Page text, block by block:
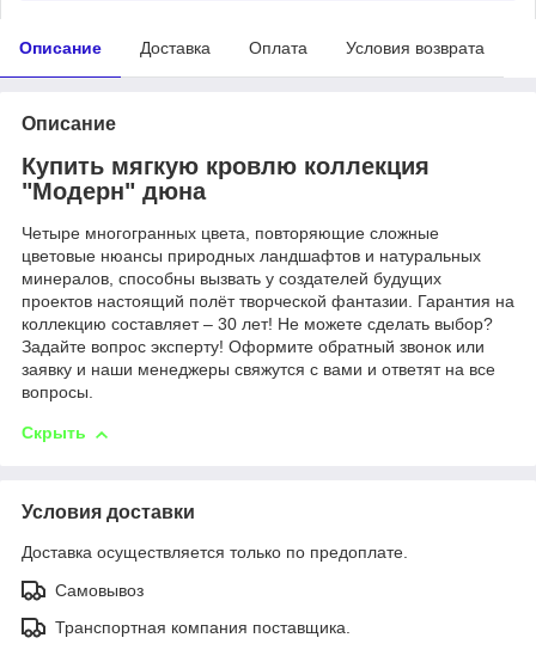
Описание Доставка Оплата Условия возврата
Описание
Купить мягкую кровлю коллекция
"Модерн" дюна
Четыре многогранных цвета, повторяющие сложные
цветовые нюансы природных ландшафтов и натуральных
минералов, способны вызвать у создателей будущих
проектов настоящий полёт творческой фантазии. Гарантия на
коллекцию составляет – 30 лет! Не можете сделать выбор?
Задайте вопрос эксперту! Оформите обратный звонок или
заявку и наши менеджеры свяжутся с вами и ответят на все
вопросы.
Скрыть
Условия доставки
Доставка осуществляется только по предоплате.
Самовывоз
Транспортная компания поставщика.